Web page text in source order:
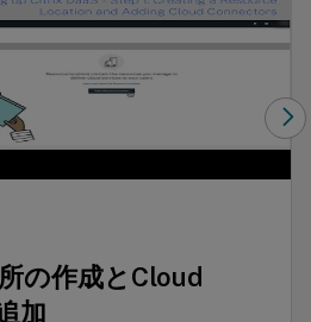
の作成とCloud
加